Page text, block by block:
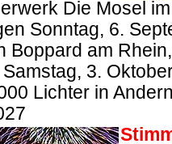
Die Mosel
Sonntag, 6.
Boppard am
3.
Lichter in